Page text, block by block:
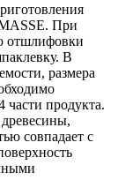
При
отшлифовки
В
размера
части продукта.
совпадает с